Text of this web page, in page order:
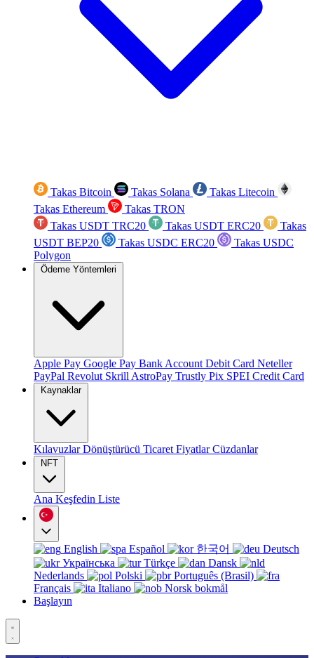
Takas Bitcoin Takas Solana
Takas Litecoin
Takas Ethereum
Takas TRON
Takas USDT TRC20
Takas USDT ERC20
Takas
USDT BEP20
Takas USDC ERC20
Takas USDC
Polygon
Ödeme Yöntemleri
Apple Pay Google Pay Bank Account Debit Card Neteller
PayPal Revolut Skrill AstroPay Trustly Pix SPEI Credit Card
Kaynaklar
KılavuzlarDönüştürücü Ticaret FiyatlarCüzdanlar
NFT
Ana Keşfedin Liste
English Español 한국어
Deutsch
Українська
Türkçe
Dansk
Nederlands
Polski
Português (Brasil)
Français
Italiano
Norsk bokmål
Başlayın